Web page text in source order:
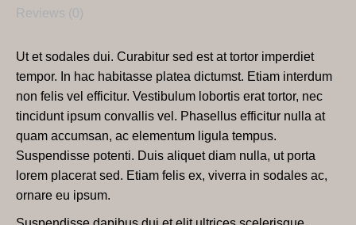
Reviews (0)
Ut et sodales dui. Curabitur sed est at tortor imperdiet
tempor. In hac habitasse platea dictumst. Etiam interdum
non felis vel efficitur. Vestibulum lobortis erat tortor, nec
tincidunt ipsum convallis vel. Phasellus efficitur nulla at
quam accumsan, ac elementum ligula tempus.
Suspendisse potenti. Duis aliquet diam nulla, ut porta
lorem placerat sed. Etiam felis ex, viverra in sodales ac,
ornare eu ipsum.